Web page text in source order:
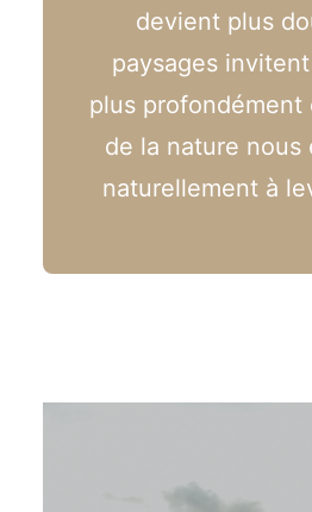
devient plus
paysages
plus profondément
de la nature nous
naturellement à